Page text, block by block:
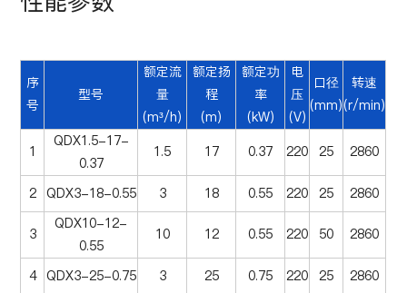
序
号
型号
额定流
量
(m³/h)
额定扬
程
(m)
额定功
率
(kW)
电
压
(V)
口径
(mm)
转速
(r/min)
1
QDX1.5-17-
0.37
1.5 17 0.37 220 25 2860
2 QDX3-18-0.55 3 18 0.55 220 25 2860
3
QDX10-12-
0.55
10 12 0.55 220 50 2860
4 QDX3-25-0.75 3 25 0.75 220 25 2860